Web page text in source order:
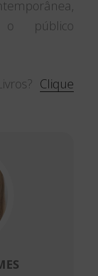
o público
Clique